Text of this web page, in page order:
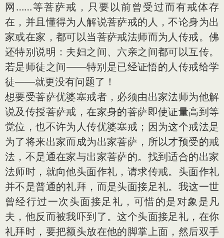
网……等菩萨戒，只要以前曾受过而有戒体存
在，并且懂得为人解说菩萨戒的人，不论身为出
家或在家，都可以当菩萨戒法师而为人传戒。佛
还特别说明：夫妇之间、六亲之间都可以互传。
若是师徒之间——特别是已经证悟的人传戒给学
徒——就更没有问题了！
想要受菩萨优婆塞戒者，必须由出家法师为他解
说及传授菩萨戒，在家身的菩萨即使证量高到等
觉位，也不许为人传优婆塞戒；因为这个戒法是
为了将来出家而成为出家菩萨，所以才预受的戒
法，不是通在家与出家菩萨的。找到适合的出家
法师时，就向他头面作礼，请求传戒。头面作礼
并不是普通的礼拜，而是头面接足礼。我这一世
曾经行过一次头面接足礼，可惜的是对象是凡
夫，他反而被我吓到了。这个头面接足礼，在你
礼拜时，要把额头放在他的脚掌上面，然后双手